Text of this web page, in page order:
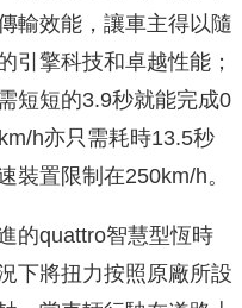
輸效能，讓車主得以隨
引擎科技和卓越性能；
短短的3.9秒就能完成0
h亦只需耗時13.5秒
裝置限制在250km/h。
的quattro智慧型恆時
下將扭力按照原廠所設